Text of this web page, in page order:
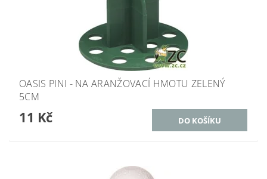
OASIS PINI - NA ARANŽOVACÍ HMOTU ZELENÝ
5CM
11 Kč